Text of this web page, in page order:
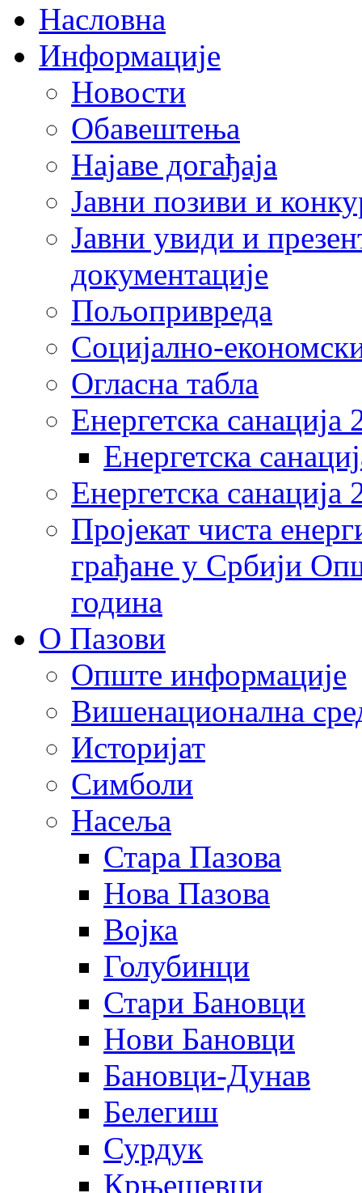
Насловна
Информације
Новости
Обавештења
Најаве догађаја
Јавни позиви и
Јавни увиди и
документације
Пољопривреда
Социјално-
Огласна табла
Енергетска санација
Енергетска
Енергетска
Пројекат чиста
грађане у Србији
година
О Пазови
Опште информације
Вишенационална
Историјат
Симболи
Насеља
Стара Пазова
Нова Пазова
Војка
Голубинци
Стари Бановци
Нови Бановци
Бановци-Дунав
Белегиш
Сурдук
Крњешевци